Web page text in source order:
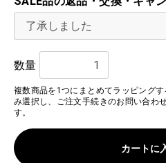
数量
複数商品を1つにまとめてラッピング
み選択し、ご注文手続きのお問い合わ
す。
カートに